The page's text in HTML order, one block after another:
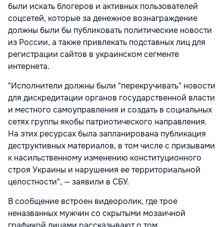
были искать блогеров и активных пользователей
соцсетей, которые за денежное вознаграждение
должны были бы публиковать политические новости
из России, а также привлекать подставных лиц для
регистрации сайтов в украинском сегменте
интернета.
"Исполнители должны были "перекручивать" новости
для дискредитации органов государственной власти
и местного самоуправления и создать в социальных
сетях группы якобы патриотического направления.
На этих ресурсах была запланирована публикация
деструктивных материалов, в том числе с призывами
к насильственному изменению конституционного
строя Украины и нарушения ее территориальной
целостности", — заявили в СБУ.
В сообщение встроен видеоролик, где трое
неназванных мужчин со скрытыми мозаичной